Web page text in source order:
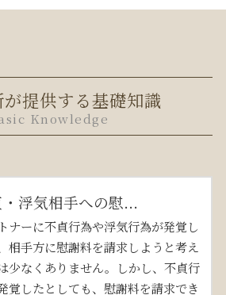
提供する基礎知識
Knowledge
浮気相手への慰...
ナーに不貞行為や浮気行為が発覚し
相手方に慰謝料を請求しようと考え
少なくありません。しかし、不貞行
覚したとしても、慰謝料を請求でき